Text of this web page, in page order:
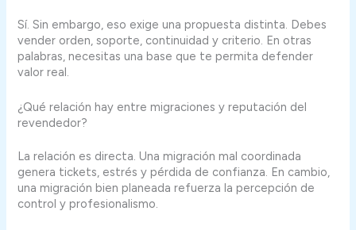
Sí. Sin embargo, eso exige una propuesta distinta. Debes
vender orden, soporte, continuidad y criterio. En otras
palabras, necesitas una base que te permita defender
valor real.
¿Qué relación hay entre migraciones y reputación del
revendedor?
La relación es directa. Una migración mal coordinada
genera tickets, estrés y pérdida de confianza. En cambio,
una migración bien planeada refuerza la percepción de
control y profesionalismo.